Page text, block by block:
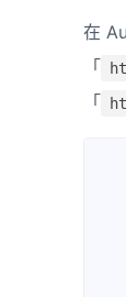
在
「
「